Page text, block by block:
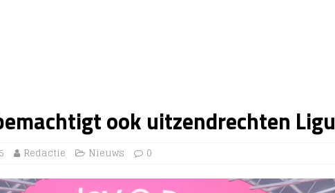
ook uitzendrechten
Redactie Nieuws 0